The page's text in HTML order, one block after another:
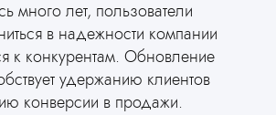
много лет, пользователи
в надежности компании
к конкурентам. Обновление
удержанию клиентов
конверсии в продажи.